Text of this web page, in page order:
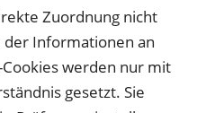
Zuordnung nicht
der Informationen an
werden nur mit
gesetzt. Sie